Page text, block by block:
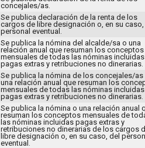
concejales/as.
Se publica declaración de la renta de los
cargos de libre designación o, en su
personal eventual.
Se publica la nómina del alcalde/sa o una
relación anual que resuman los conceptos
mensuales de todas las nóminas incluidas
pagas extras y retribuciones no dinerarias.
Se publica la nómina de los concejales/as
una relación anual que resuman los
mensuales de todas las nóminas incluidas
pagas extras y retribuciones no dinerarias.
Se publica la nómina o una relación anual
resuman los conceptos mensuales de
las nóminas incluidas pagas extras y
retribuciones no dinerarias de los cargos
libre designación o, en su caso, del
eventual.